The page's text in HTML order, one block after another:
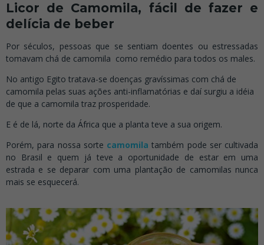
Licor de Camomila, fácil de fazer e
delícia de beber
Por séculos, pessoas que se sentiam doentes ou estressadas
tomavam chá de camomila como remédio para todos os males.
No antigo Egito tratava-se doenças gravíssimas com chá de
camomila pelas suas ações anti-inflamatórias e daí surgiu a idéia
de que a camomila traz prosperidade.
E é de lá, norte da África que a planta teve a sua origem.
Porém, para nossa sorte camomila também pode ser cultivada
no Brasil e quem já teve a oportunidade de estar em uma
estrada e se deparar com uma plantação de camomilas nunca
mais se esquecerá.